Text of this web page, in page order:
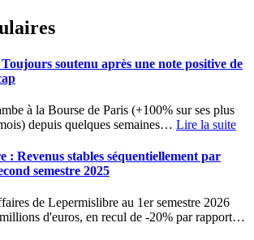
soutenu après une note positive de
à la Bourse de Paris (+100% sur ses plus
depuis quelques semaines… Lire la suite
: Revenus stables séquentiellement par
semestre 2025
de Lepermislibre au 1er semestre 2026
d'euros, en recul de -20% par rapport…